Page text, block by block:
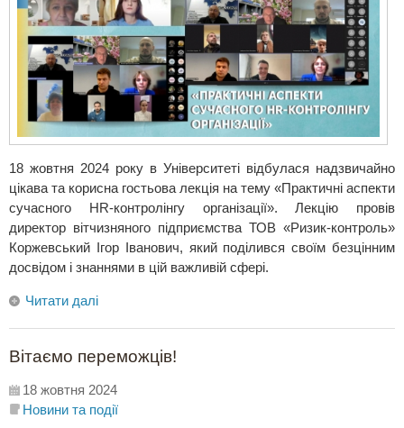
18 жовтня 2024 року в Університеті відбулася надзвичайно
цікава та корисна гостьова лекція на тему «Практичні аспекти
сучасного HR-контролінгу організації». Лекцію провів
директор вітчизняного підприємства ТОВ «Ризик-контроль»
Коржевський Ігор Іванович, який поділився своїм безцінним
досвідом і знаннями в цій важливій сфері.
Читати далі
Вітаємо переможців!
18 жовтня 2024
Новини та події